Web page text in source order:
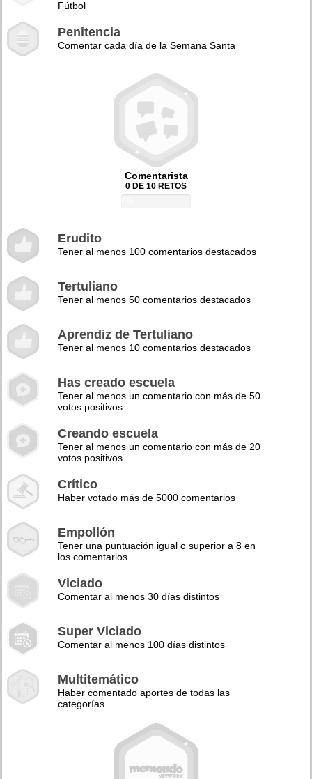
Fútbol
Penitencia
Comentar cada día de la Semana Santa
Comentarista
0 DE 10 RETOS
Erudito
Tener al menos 100 comentarios destacados
Tertuliano
Tener al menos 50 comentarios destacados
Aprendiz de Tertuliano
Tener al menos 10 comentarios destacados
Has creado escuela
Tener al menos un comentario con más de 50
votos positivos
Creando escuela
Tener al menos un comentario con más de 20
votos positivos
Crítico
Haber votado más de 5000 comentarios
Empollón
Tener una puntuación igual o superior a 8 en
los comentarios
Viciado
Comentar al menos 30 días distintos
Super Viciado
Comentar al menos 100 días distintos
Multitemático
Haber comentado aportes de todas las
categorías